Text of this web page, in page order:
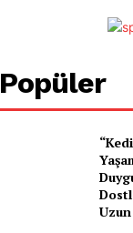
Popüler
Uzun